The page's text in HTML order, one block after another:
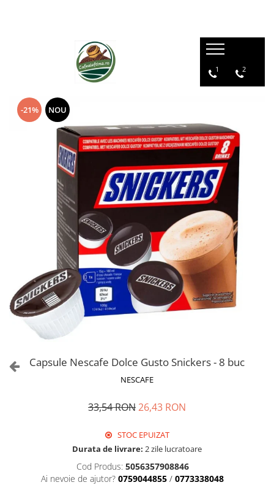
1 2
-21% NOU
Capsule Nescafe Dolce Gusto Snickers - 8 buc
NESCAFE
33,54 RON26,43 RON
STOC EPUIZAT
Durata de livrare: 2 zile lucratoare
Cod Produs: 5056357908846
Ai nevoie de ajutor? 0759044855 / 0773338048